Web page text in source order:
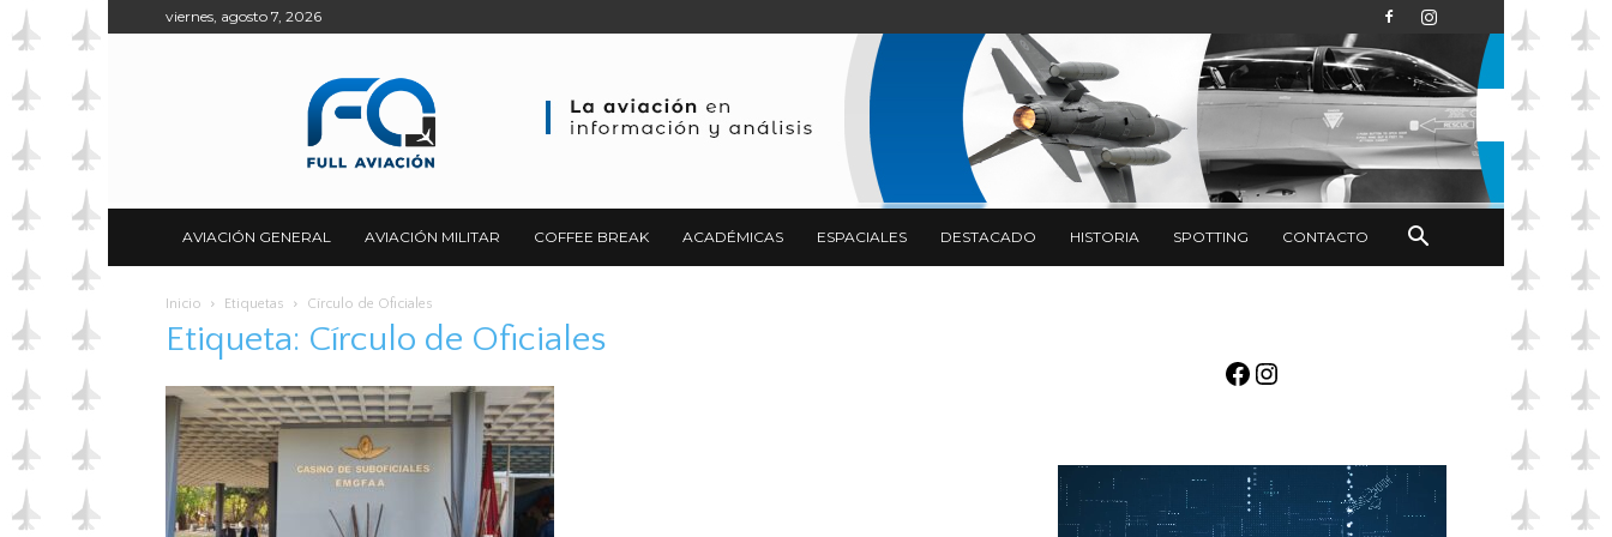
viernes, agosto 7, 2026
AVIACIÓN GENERAL AVIACIÓN MILITAR COFFEE BREAK ACADÉMICAS ESPACIALES DESTACADO HISTORIA SPOTTING CONTACTO
Inicio Etiquetas Círculo de Oficiales
Etiqueta: Círculo de Oficiales
Facebook
Instagram